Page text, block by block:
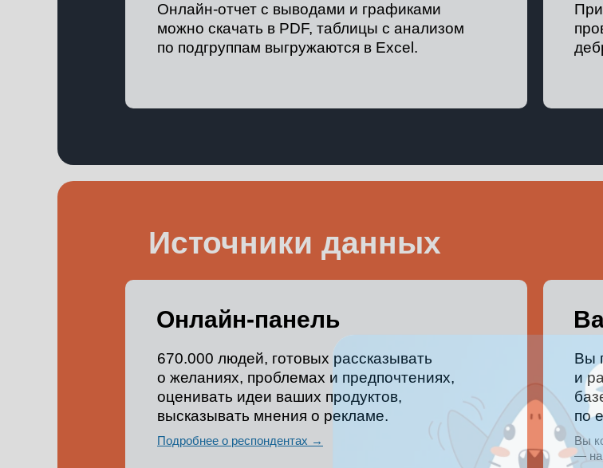
Онлайн-отчет с выводами и графиками
можно скачать в PDF, таблицы с анализом
по подгруппам выгружаются в Excel.
Источники данных
Онлайн-панель
670.000 людей, готовых рассказывать
о желаниях, проблемах и предпочтениях,
оценивать идеи ваших продуктов,
высказывать мнения о рекламе.
Вы
и
по
Подробнее о респондентах →
Вы
— на
Мы в